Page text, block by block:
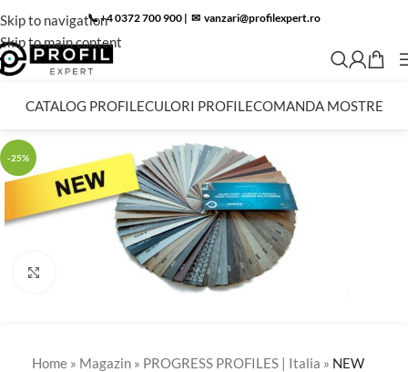
Skip to navigation
Skip to main content
📞 +4 0372 700 900 | ✉︎ vanzari@profilexpert.ro
CATALOG PROFILECULORI PROFILECOMANDA MOSTRE
-25%
Click to enlarge
Home » Magazin » PROGRESS PROFILES | Italia » NEW